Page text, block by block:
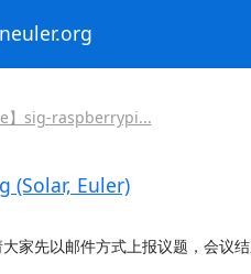
】sig-raspberrypi...
(Solar, Euler)
家先以邮件方式上报议题，会议结